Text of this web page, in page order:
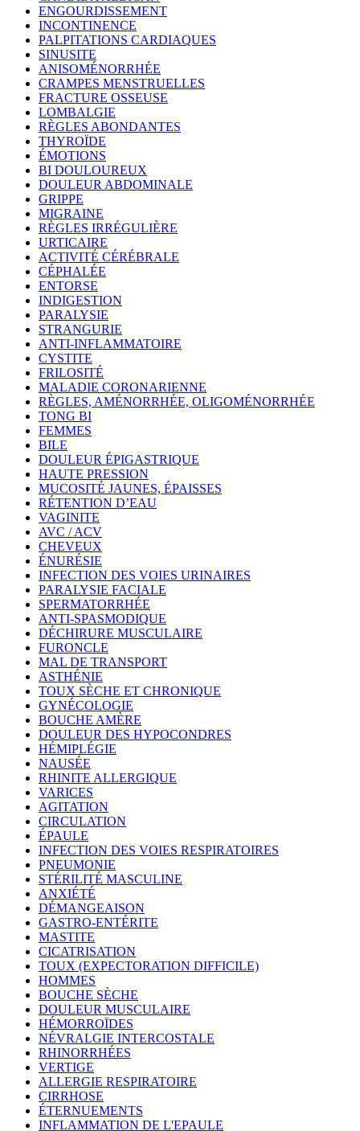
ENGOURDISSEMENT
INCONTINENCE
PALPITATIONS CARDIAQUES
SINUSITE
ANISOMÉNORRHÉE
CRAMPES MENSTRUELLES
FRACTURE OSSEUSE
LOMBALGIE
RÈGLES ABONDANTES
THYROÏDE
ÉMOTIONS
BI DOULOUREUX
DOULEUR ABDOMINALE
GRIPPE
MIGRAINE
RÈGLES IRRÉGULIÈRE
URTICAIRE
ACTIVITÉ CÉRÉBRALE
CÉPHALÉE
ENTORSE
INDIGESTION
PARALYSIE
STRANGURIE
ANTI-INFLAMMATOIRE
CYSTITE
FRILOSITÉ
MALADIE CORONARIENNE
RÈGLES, AMÉNORRHÉE, OLIGOMÉNORRHÉE
TONG BI
FEMMES
BILE
DOULEUR ÉPIGASTRIQUE
HAUTE PRESSION
MUCOSITÉ JAUNES, ÉPAISSES
RÉTENTION D’EAU
VAGINITE
AVC / ACV
CHEVEUX
ÉNURÉSIE
INFECTION DES VOIES URINAIRES
PARALYSIE FACIALE
SPERMATORRHÉE
ANTI-SPASMODIQUE
DÉCHIRURE MUSCULAIRE
FURONCLE
MAL DE TRANSPORT
ASTHÉNIE
TOUX SÈCHE ET CHRONIQUE
GYNÉCOLOGIE
BOUCHE AMÈRE
DOULEUR DES HYPOCONDRES
HÉMIPLÉGIE
NAUSÉE
RHINITE ALLERGIQUE
VARICES
AGITATION
CIRCULATION
ÉPAULE
INFECTION DES VOIES RESPIRATOIRES
PNEUMONIE
STÉRILITÉ MASCULINE
ANXIÉTÉ
DÉMANGEAISON
GASTRO-ENTÉRITE
MASTITE
CICATRISATION
TOUX (EXPECTORATION DIFFICILE)
HOMMES
BOUCHE SÈCHE
DOULEUR MUSCULAIRE
HÉMORROÏDES
NÉVRALGIE INTERCOSTALE
RHINORRHÉES
VERTIGE
ALLERGIE RESPIRATOIRE
CIRRHOSE
ÉTERNUEMENTS
INFLAMMATION DE L'EPAULE